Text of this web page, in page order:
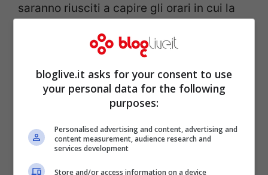
saranno riusciti a capire gli orari in cui la
ed introdursi per rubare.
POTREBBE INTERESSARTI ANCHE >>>
Assalto ai giornalisti durante una
conferenza stampa: ecco dove
bloglive.it asks for your consent to use
your personal data for the following
purposes:
Personalised advertising and content, advertising and
content measurement, audience research and
services development
Store and/or access information on a device